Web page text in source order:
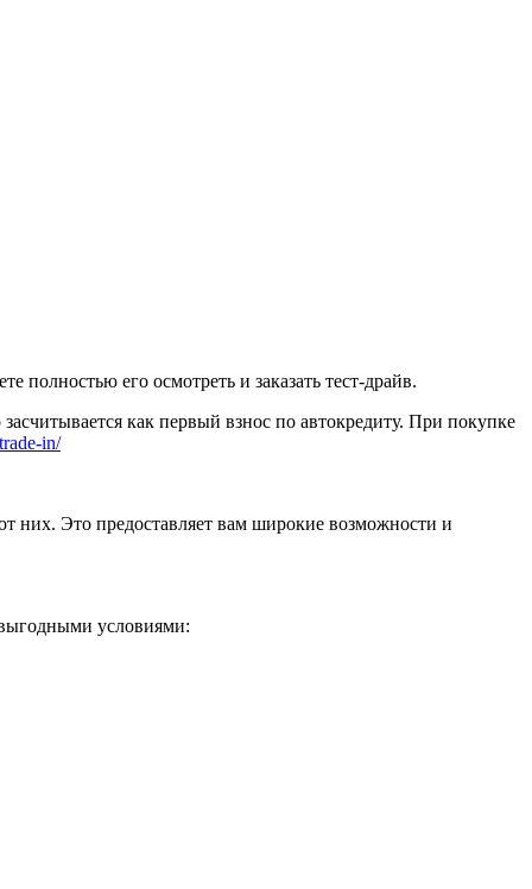
его осмотреть и заказать тест-драйв.
как первый взнос по автокредиту. При покупке
in/
них. Это предоставляет вам широкие возможности и
условиями: